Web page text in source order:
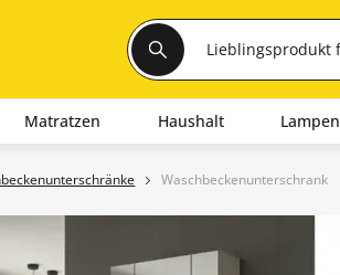
Matratzen Haushalt Lampen
Waschbeckenunterschrank